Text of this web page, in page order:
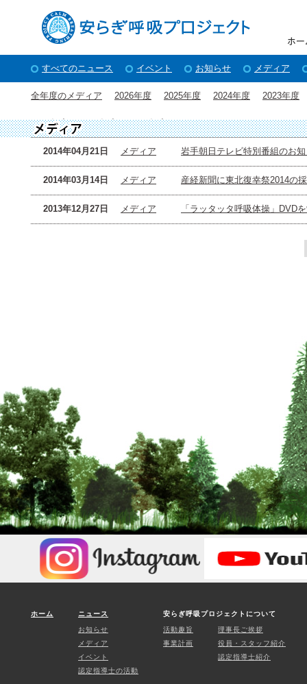
すべてのニュース イベント お知らせ メディア
全年度のメディア 2026年度 2025年度 2024年度 2023年度
2015年度 2014年度 2013年度
2014年04月21日 メディア 岩手朝日テレビ特別番組のお
2014年03月14日 メディア 産経新聞に東北復幸祭2014の
2013年12月27日 メディア 「ラッタッタ呼吸体操」DVD
ホーム ニュース
お知らせ
メディア
イベント
認定指導士の活動
安らぎ呼吸プロジェクトについて
活動趣旨
事業計画
理事長ご挨拶
役員・スタッフ紹介
認定指導士紹介